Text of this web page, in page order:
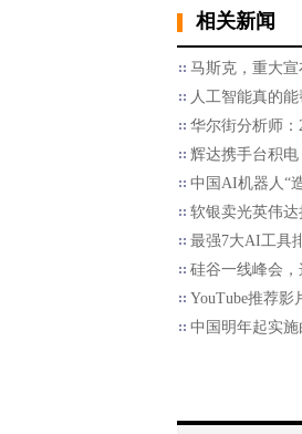
相关新闻
马斯克，重大宣
人工智能真的
华尔街分析师
辉达携手台积电
中国AI机器人“
软银卖光英伟
最强7大AI工具
硅谷一线峰会
YouTube推荐影
中国明年起实